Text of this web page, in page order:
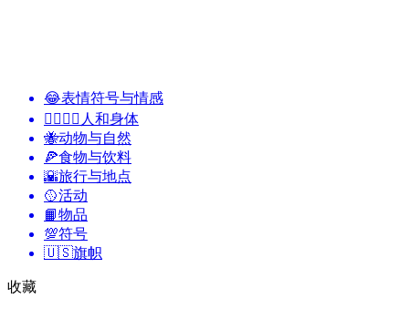
😂表情符号与情感
👩‍❤️‍💋‍👨 人和身体
🐝动物与自然
🍕食物与饮料
🌇旅行与地点
🥎活动
📙物品
💯符号
🇺🇸旗帜
收藏